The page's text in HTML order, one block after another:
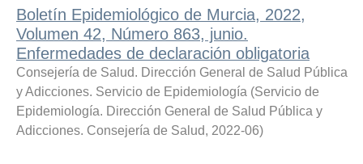
Boletín Epidemiológico de Murcia, 2022,
Volumen 42, Número 863, junio.
Enfermedades de declaración obligatoria
Consejería de Salud. Dirección General de Salud Pública
y Adicciones. Servicio de Epidemiología (Servicio de
Epidemiología. Dirección General de Salud Pública y
Adicciones. Consejería de Salud, 2022-06)